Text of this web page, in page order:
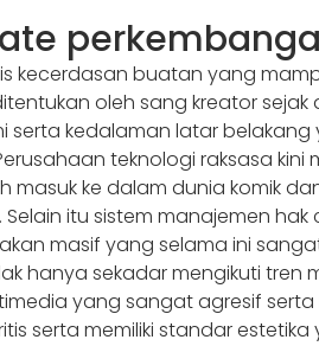
kecerdasan buatan yang
oleh sang kreator sejak
kedalaman latar belakang
teknologi raksasa kini
ke dalam dunia komik
itu sistem manajemen hak
masif yang selama ini
hanya sekadar mengikuti tren
yang sangat agresif
serta memiliki standar